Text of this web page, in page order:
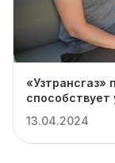
«Узтрансгаз»
способствует
13.04.2024